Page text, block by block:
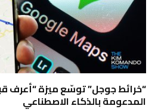
“خرائط جوجل” توسّع ميزة “أعرف
المدعومة بالذكاء الاصطناعي